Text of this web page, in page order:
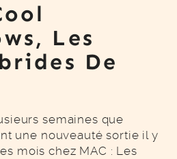
Les
De
semaines que
une nouveauté sortie il y
mois chez MAC : Les